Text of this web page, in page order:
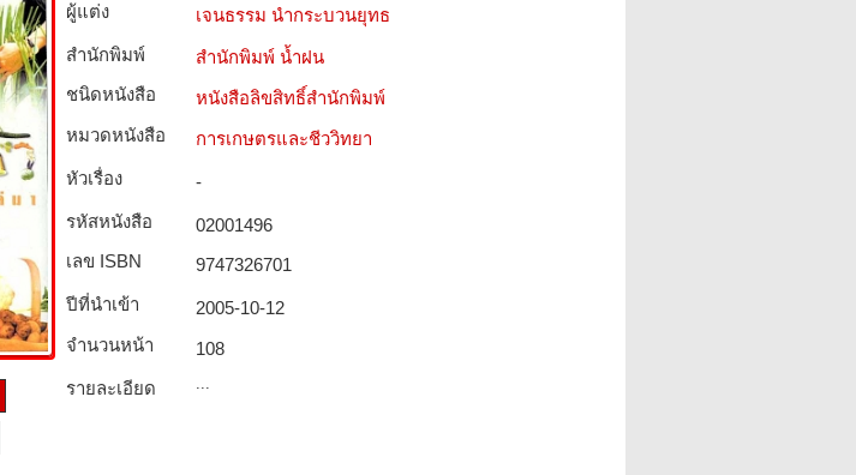
ผู้แต่ง
เจนธรรม นำกระบวนยุทธ
สำนักพิมพ์
สำนักพิมพ์ น้ำฝน
ชนิดหนังสือ­
หนังสือลิขสิทธิ์สำนักพิมพ์
หมวดหนังสือ­
การเกษตรและชีววิทยา
หัวเรื่อง
-
รหัสหนังสือ­
02001496
เลข ISBN
9747326701
ปีที่นำเข้า
2005-10-12
จำนวนหน้า
108
รายละเอียด
...